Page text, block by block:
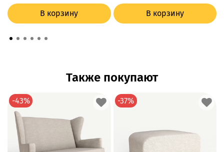
В корзину В корзину
Также покупают
-43% -37%